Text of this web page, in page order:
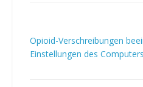
Opioid-Verschreibungen
Einstellungen des Computers